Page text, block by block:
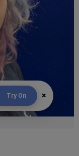
Try On ×